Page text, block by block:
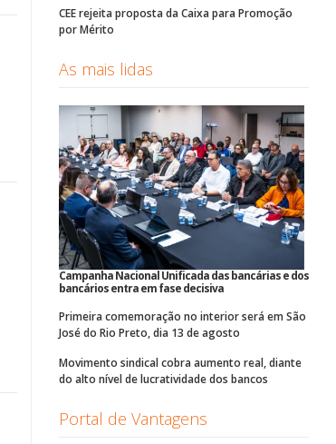
CEE rejeita proposta da Caixa para Promoção
por Mérito
As mais lidas
Campanha Nacional Unificada das bancárias e dos
bancários entra em fase decisiva
Primeira comemoração no interior será em São
José do Rio Preto, dia 13 de agosto
Movimento sindical cobra aumento real, diante
do alto nível de lucratividade dos bancos
Portal de Vantagens